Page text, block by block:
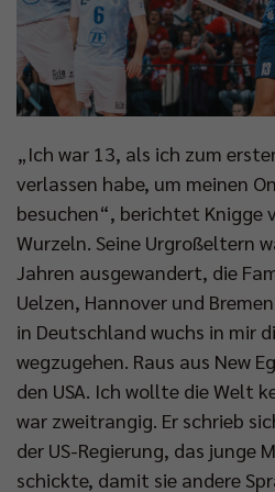
„Ich war 13, als ich zum
verlassen habe, um meinen
besuchen“, berichtet Knigge
Wurzeln. Seine Urgroßeltern
Jahren ausgewandert, die
Uelzen, Hannover und
in Deutschland wuchs in mir
wegzugehen. Raus aus New
den USA. Ich wollte die Welt
war zweitrangig. Er schrieb
der US-Regierung, das junge
schickte, damit sie andere